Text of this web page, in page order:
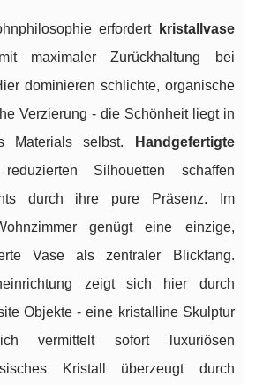
erfordert
kristallvase
maximaler Zurückhaltung bei
dominieren schlichte, organische
Verzierung - die Schönheit liegt in
Materials selbst.
Handgefertigte
Silhouetten schaffen
durch ihre pure Präsenz. Im
genügt eine einzige,
Vase als zentraler Blickfang.
zeigt sich hier durch
Objekte - eine kristalline Skulptur
vermittelt sofort luxuriösen
Kristall überzeugt durch